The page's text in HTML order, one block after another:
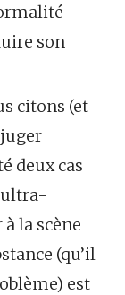
son
citons (et
deux cas
la scène
(qu’il
est